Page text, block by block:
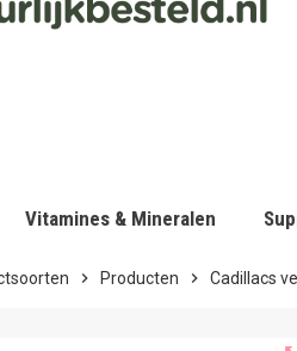
Vitamines & Mineralen
chevron_right Producten chevron_right Cadillacs